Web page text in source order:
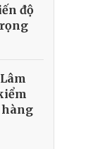
độ
hàng